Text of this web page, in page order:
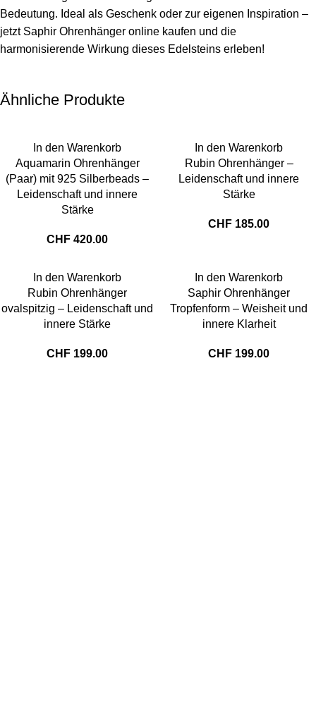
Bedeutung. Ideal als Geschenk oder zur eigenen Inspiration –
jetzt Saphir Ohrenhänger online kaufen und die
harmonisierende Wirkung dieses Edelsteins erleben!
Ähnliche Produkte
In den Warenkorb
Aquamarin Ohrenhänger
(Paar) mit 925 Silberbeads –
Leidenschaft und innere
Stärke
CHF 420.00
In den Warenkorb
Rubin Ohrenhänger –
Leidenschaft und innere
Stärke
CHF 185.00
In den Warenkorb
Rubin Ohrenhänger
ovalspitzig – Leidenschaft und
innere Stärke
CHF 199.00
In den Warenkorb
Saphir Ohrenhänger
Tropfenform – Weisheit und
innere Klarheit
CHF 199.00